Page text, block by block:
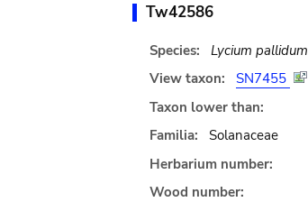
Tw42586
Species: Lycium pallidum
View taxon:
SN7455
Taxon lower than:
Familia:
Solanaceae
Herbarium number:
Wood number: